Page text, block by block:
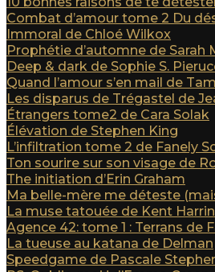
Combat d’amour tome 2 Du
Immoral de Chloé Wilkox
Prophétie d’automne de Sarah
Deep & dark de Sophie S.
Quand l’amour s’en mail de
Les disparus de Trégastel de
Étrangers tome2 de Cara Solak
Élévation de Stephen King
L’infiltration tome 2 de Fanely
Ton sourire sur son visage de
The initiation d’Erin Graham
Ma belle-mère me déteste
La muse tatouée de Kent
Agence 42: tome 1 : Terrans de
La tueuse au katana de Delman
Speedgame de Pascale